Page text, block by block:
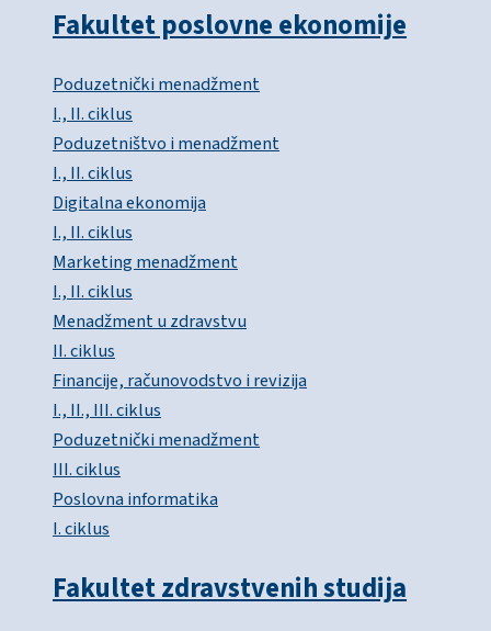
Fakultet poslovne ekonomije
Poduzetnički menadžment
I., II. ciklus
Poduzetništvo i menadžment
I., II. ciklus
Digitalna ekonomija
I., II. ciklus
Marketing menadžment
I., II. ciklus
Menadžment u zdravstvu
II. ciklus
Financije, računovodstvo i revizija
I., II., III. ciklus
Poduzetnički menadžment
III. ciklus
Poslovna informatika
I. ciklus
Fakultet zdravstvenih studija